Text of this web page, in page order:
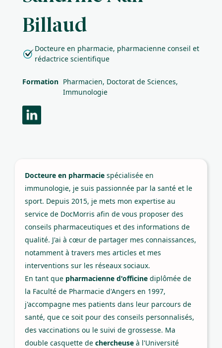
Billaud
Docteure en pharmacie, pharmacienne conseil et
rédactrice scientifique
Formation Pharmacien, Doctorat de Sciences,
Immunologie
Docteure en pharmacie spécialisée en
immunologie, je suis passionnée par la santé et le
sport. Depuis 2015, je mets mon expertise au
service de DocMorris afin de vous proposer des
conseils pharmaceutiques et des informations de
qualité. J'ai à cœur de partager mes connaissances,
notamment à travers mes articles et mes
interventions sur les réseaux sociaux.
En tant que pharmacienne d'officine diplômée de
la Faculté de Pharmacie d'Angers en 1997,
j'accompagne mes patients dans leur parcours de
santé, que ce soit pour des conseils personnalisés,
des vaccinations ou le suivi de grossesse. Ma
double casquette de chercheuse à l'Université